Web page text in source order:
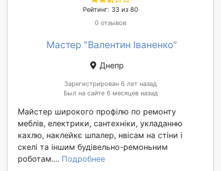
Рейтинг: 33 из 80
0 отзывов
Мастер "Валентин Іваненко"
Днепр
Зарегистрирован 6 лет назад
Был на сайте 6 месяцев назад
Майстер широкого профілю по ремонту
меблів, електрики, сантехніки, укладанню
кахлю, наклейкє шпалер, нвісам на стіни і
скелі та іншим будівельно-ремоньним
роботам.... Подробнее